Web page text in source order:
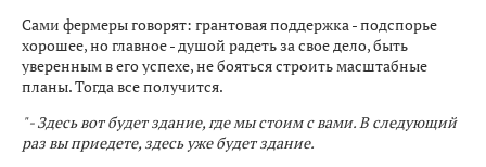
Сами фермеры говорят: грантовая поддержка - подспорье
хорошее, но главное - душой радеть за свое дело, быть
уверенным в его успехе, не бояться строить масштабные
планы. Тогда все получится.
" - Здесь вот будет здание, где мы стоим с вами. В следующий
раз вы приедете, здесь уже будет здание.